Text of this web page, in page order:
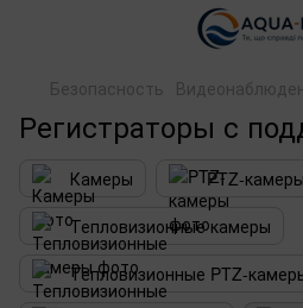
Безопасность
Регистраторы с
Камеры
PTZ-камеры
Тепловизионные камеры
Тепловизионные PTZ-